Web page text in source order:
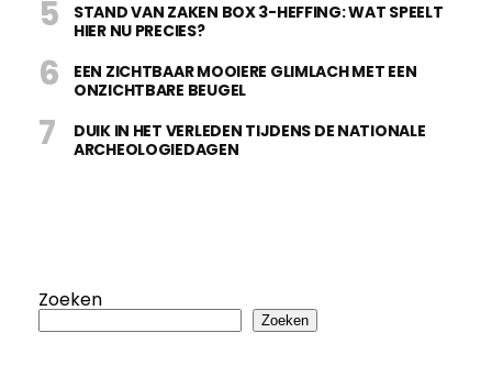
STAND VAN ZAKEN BOX 3-HEFFING: WAT SPEELT
HIER NU PRECIES?
EEN ZICHTBAAR MOOIERE GLIMLACH MET EEN
ONZICHTBARE BEUGEL
DUIK IN HET VERLEDEN TIJDENS DE NATIONALE
ARCHEOLOGIEDAGEN
Zoeken
Zoeken